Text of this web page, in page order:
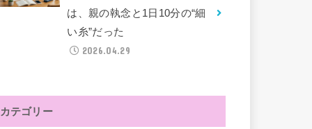
は、親の執念と1日10分の“細
い糸”だった
2026.04.29
カテゴリー